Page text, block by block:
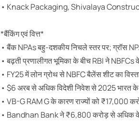
• Knack Packaging, Shivalaya
*बैंकिंग एवं वित्त*
• बैंक NPAs बहु-दशकीय निचले स्तर पर; ग्रॉस
• बढ़ती प्रणालीगत भूमिका के बीच RBI ने
• FY25 में लोन ग्रोथ से NBFC बैलेंस शीट का
• $6 अरब से अधिक विदेशी निवेश से 2025 भारत के
• VB-G RAM G के कारण राज्यों को ₹17,000
• Bandhan Bank ने ₹6,800 करोड़ से अधिक